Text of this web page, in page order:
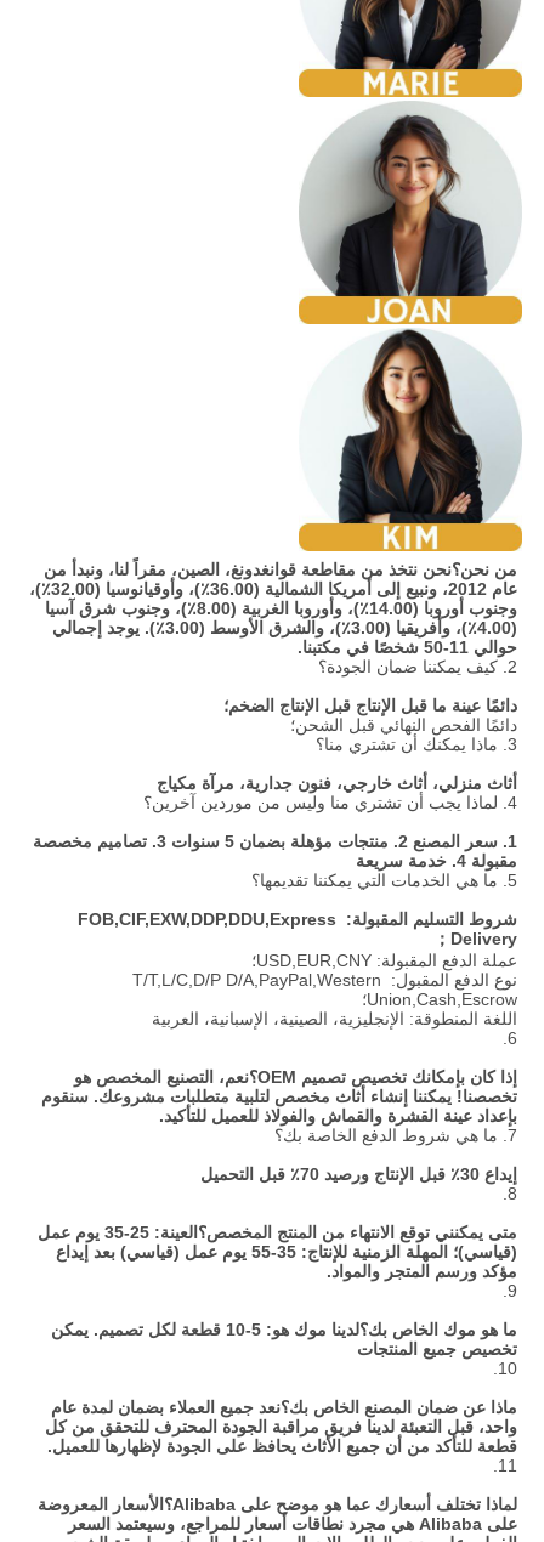
من نحن؟
حوالي 11-50 شخصًا في مكتبنا.
2. كيف يمكننا ضمان الجودة؟
دائمًا عينة ما قبل الإنتاج قبل الإنتاج الضخم؛
دائمًا الفحص النهائي قبل الشحن؛
3. ماذا يمكنك أن تشتري منا؟
أثاث منزلي، أثاث خارجي، فنون جدارية، مرآة مكياج
4. لماذا يجب أن تشتري منا وليس من موردين آخرين؟
مقبولة 4. خدمة سريعة
5. ما هي الخدمات التي يمكننا تقديمها؟
شروط التسليم المقبولة: FOB,CIF,EXW,DDP,DDU,Express
Delivery；
عملة الدفع المقبولة: USD,EUR,CNY؛
نوع الدفع المقبول: T/T,L/C,D/P D/A,PayPal,Western
Union,Cash,Escrow؛
اللغة المنطوقة: الإنجليزية، الصينية، الإسبانية، العربية
6.
إذا كان بإمكانك تخصيص تصميم OEM؟
بإعداد عينة القشرة والقماش والفولاذ للعميل للتأكيد.
7. ما هي شروط الدفع الخاصة بك؟
إيداع 30٪ قبل الإنتاج ورصيد 70٪ قبل التحميل
8.
متى يمكنني توقع الانتهاء من المنتج المخصص؟
(قياسي)؛ المهلة الزمنية للإنتاج: 35-55 يوم عمل (قياسي) بعد إيداع
مؤكد ورسم المتجر والمواد.
9.
ما هو موك الخاص بك؟
تخصيص جميع المنتجات
10.
ماذا عن ضمان المصنع الخاص بك؟
قطعة للتأكد من أن جميع الأثاث يحافظ على الجودة لإظهارها للعميل.
11.
لماذا تختلف أسعارك عما هو موضح على Alibaba؟